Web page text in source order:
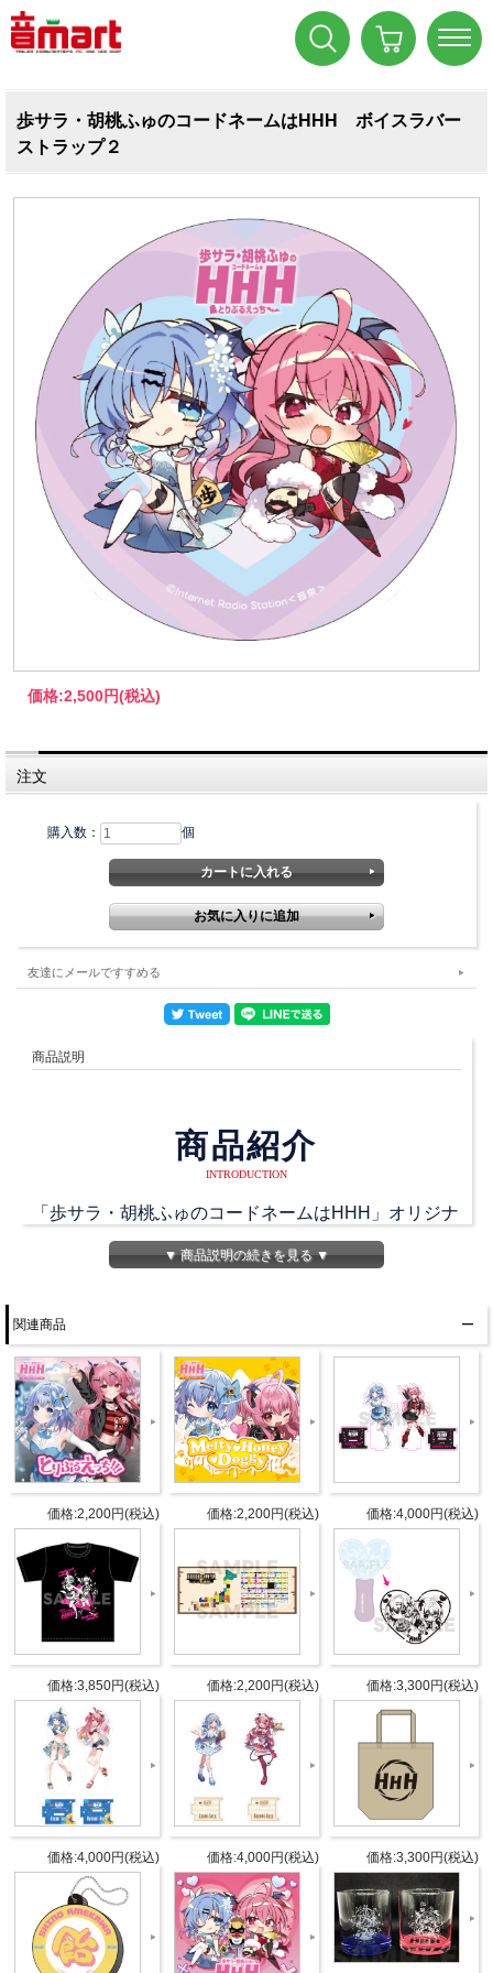
歩サラ・胡桃ふゅのコードネームはHHH ボイスラバー
ストラップ２
価格:2,500円(税込)
注文
購入数： 個
友達にメールですすめる
商品説明
商品紹介
INTRODUCTION
「歩サラ・胡桃ふゅのコードネームはHHH」オリジナ
ルグッズ発売！
ボイスラバーストラップ第2弾！
れます！
商品詳細
DETAIL
発売日
仕様
形状：丸型
サイズ：Φ63 x D10mm
材質：PVCほか
ランダム再生
電池寿命：約2年※電池入れ替え不可
発売元
タブリエ・コミュニケーションズ株
式会社
販売元
タブリエ・コミュニケーションズ株
式会社
JANコ
ード
4582778181700
▼ 商品説明の続きを見る ▼
関連商品
価格:2,200円(税込) 価格:2,200円(税込) 価格:4,000円(税込)
価格:3,850円(税込) 価格:2,200円(税込) 価格:3,300円(税込)
価格:4,000円(税込) 価格:4,000円(税込) 価格:3,300円(税込)